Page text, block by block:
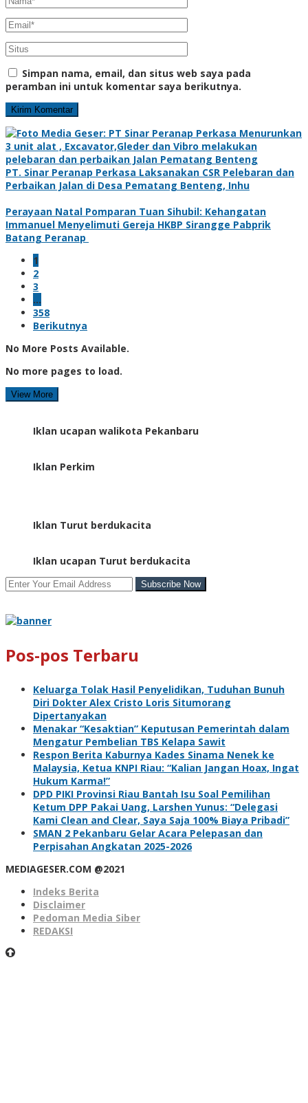
Simpan nama, email, dan situs web saya pada
peramban ini untuk komentar saya berikutnya.
PT. Sinar Peranap Perkasa Laksanakan CSR Pelebaran dan
Perbaikan Jalan di Desa Pematang Benteng, Inhu
Perayaan Natal Pomparan Tuan Sihubil: Kehangatan
Immanuel Menyelimuti Gereja HKBP Sirangge Pabprik
Batang Peranap
1
2
3
…
358
Berikutnya
No More Posts Available.
No more pages to load.
View More
Iklan ucapan walikota Pekanbaru
Iklan Perkim
Iklan Turut berdukacita
Iklan ucapan Turut berdukacita
Pos-pos Terbaru
Keluarga Tolak Hasil Penyelidikan, Tuduhan Bunuh
Diri Dokter Alex Cristo Loris Situmorang
Dipertanyakan
Menakar “Kesaktian” Keputusan Pemerintah dalam
Mengatur Pembelian TBS Kelapa Sawit
Respon Berita Kaburnya Kades Sinama Nenek ke
Malaysia, Ketua KNPI Riau: “Kalian Jangan Hoax, Ingat
Hukum Karma!”
DPD PIKI Provinsi Riau Bantah Isu Soal Pemilihan
Ketum DPP Pakai Uang, Larshen Yunus: “Delegasi
Kami Clean and Clear, Saya Saja 100% Biaya Pribadi”
SMAN 2 Pekanbaru Gelar Acara Pelepasan dan
Perpisahan Angkatan 2025-2026
MEDIAGESER.COM @2021
Indeks Berita
Disclaimer
Pedoman Media Siber
REDAKSI